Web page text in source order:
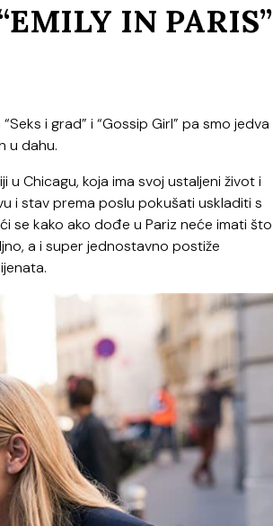
IN PARIS”
i grad” i “Gossip Girl” pa smo jedva
u dahu.
Chicagu, koja ima svoj ustaljeni život i
i stav prema poslu pokušati uskladiti s
se kako ako dođe u Pariz neće imati što
a i super jednostavno postiže